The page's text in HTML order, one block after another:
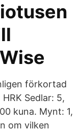
förkortad
Sedlar: 5,
kuna. Mynt: 1,
om vilken